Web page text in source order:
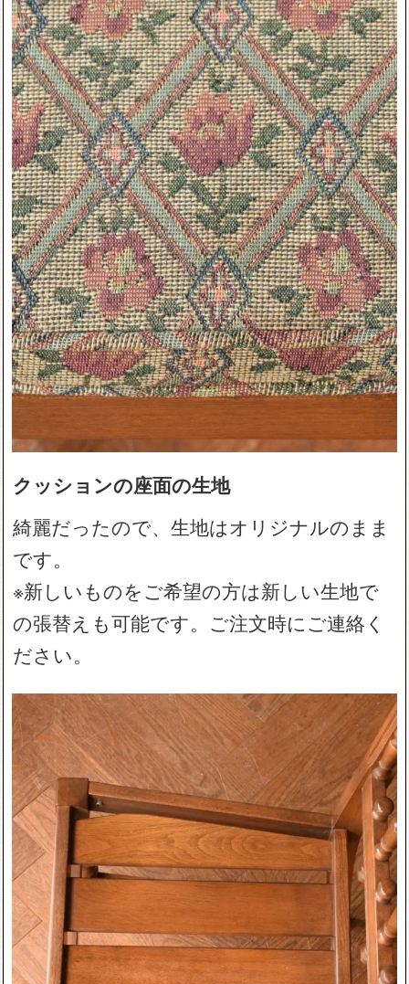
クッションの座面の生地
綺麗だったので、生地はオリジナルのまま
です。
※新しいものをご希望の方は新しい生地で
の張替えも可能です。ご注文時にご連絡く
ださい。